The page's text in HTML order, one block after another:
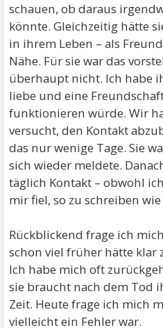
schauen, ob daraus
könnte. Gleichzeitig hätte
in ihrem Leben – als
Nähe. Für sie war das
überhaupt nicht. Ich habe
liebe und eine
funktionieren würde. Wir
versucht, den Kontakt
das nur wenige Tage. Sie
sich wieder meldete.
täglich Kontakt – obwohl
mir fiel, so zu schreiben
Rückblickend frage ich
schon viel früher hätte klar
Ich habe mich oft
sie braucht nach dem Tod
Zeit. Heute frage ich mich
vielleicht ein Fehler war.